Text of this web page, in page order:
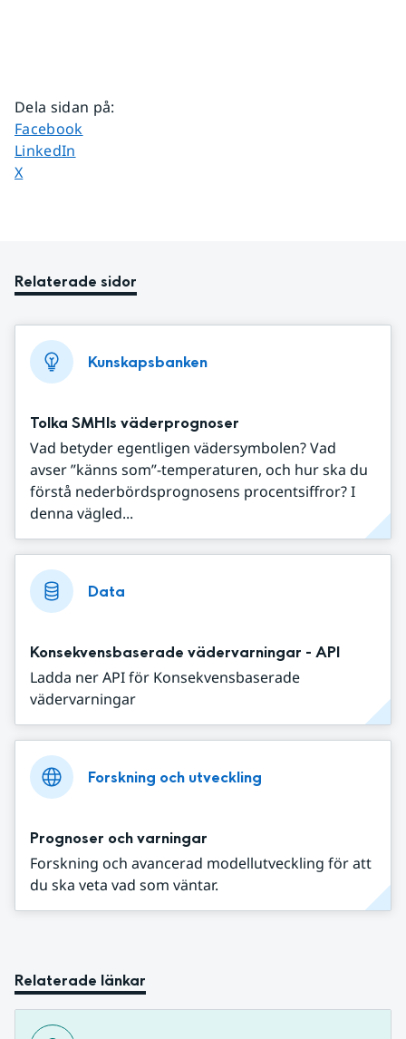
Dela sidan på:
Dela sidan på
Facebook
Dela sidan på
LinkedIn
Dela sidan på
X
Relaterade sidor
Kunskapsbanken
Tolka SMHIs väderprognoser
Vad betyder egentligen vädersymbolen? Vad
avser ”känns som”-temperaturen, och hur ska du
förstå nederbördsprognosens procentsiffror? I
denna vägled...
Data
Konsekvensbaserade vädervarningar - API
Ladda ner API för Konsekvensbaserade
vädervarningar
Forskning och utveckling
Prognoser och varningar
Forskning och avancerad modellutveckling för att
du ska veta vad som väntar.
Relaterade länkar